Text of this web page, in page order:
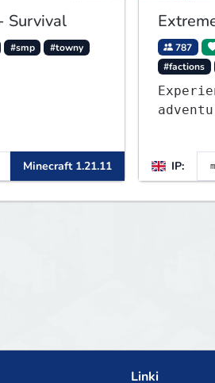
Survival
#smp
#towny
Minecraft 1.21.11
787
#factions
ofIP:
Linki